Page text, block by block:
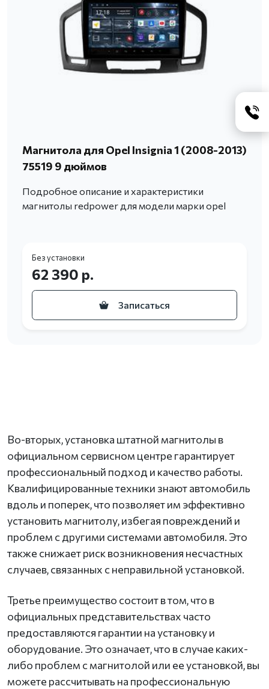
Магнитола для Opel Insignia 1 (2008-2013)
75519 9 дюймов
Подробное описание и характеристики
магнитолы redpower для модели марки opel
Без установки
62 390 р.
Записаться
Во-вторых, установка штатной магнитолы в
официальном сервисном центре гарантирует
профессиональный подход и качество работы.
Квалифицированные техники знают автомобиль
вдоль и поперек, что позволяет им эффективно
установить магнитолу, избегая повреждений и
проблем с другими системами автомобиля. Это
также снижает риск возникновения несчастных
случаев, связанных с неправильной установкой.
Третье преимущество состоит в том, что в
официальных представительствах часто
предоставляются гарантии на установку и
оборудование. Это означает, что в случае каких-
либо проблем с магнитолой или ее установкой, вы
можете рассчитывать на профессиональную